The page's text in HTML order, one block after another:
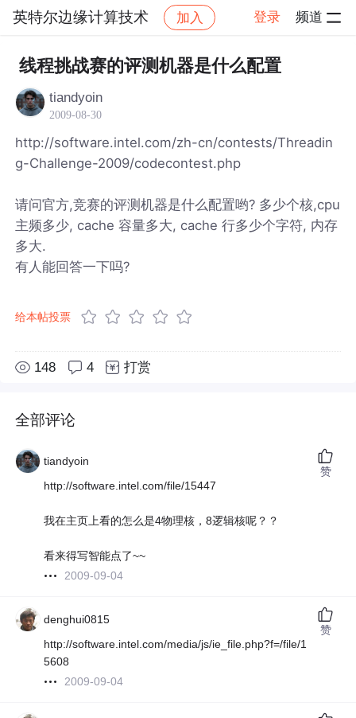
英特尔边缘计算技术 加入 登录 频道
社区 英特尔边缘计算技术 帖子详情
线程挑战赛的评测机器是什么配置
tiandyoin
2009-08-30
http://software.intel.com/zh-cn/contests/Threadin
g-Challenge-2009/codecontest.php
请问官方,竞赛的评测机器是什么配置哟? 多少个核,cpu
主频多少, cache 容量多大, cache 行多少个字符, 内存
多大.
有人能回答一下吗?
给本帖投票
148 4 打赏
全部评论
tiandyoin
http://software.intel.com/file/15447
我在主页上看的怎么是4物理核，8逻辑核呢？？
看来得写智能点了~~
2009-09-04
赞
denghui0815
http://software.intel.com/media/js/ie_file.php?f=/file/1
5608
2009-09-04
赞